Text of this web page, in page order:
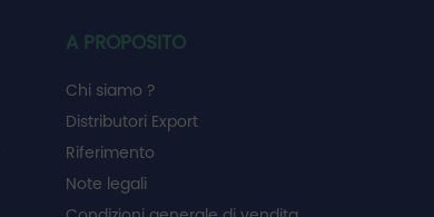
A PROPOSITO
Chi siamo ?
Distributori Export
Riferimento
Note legali